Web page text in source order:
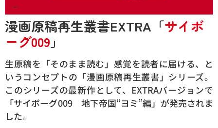
漫画原稿再生叢書EXTRA「サイボ
ーグ009 」
生原稿を「そのまま読む」感覚を読者に届ける、と
いうコンセプトの「漫画原稿再生叢書」シリーズ。
このシリーズの最新作として、EXTRAバージョンで
「サイボーグ009 地下帝国“ヨミ”編」が発売されま
した。